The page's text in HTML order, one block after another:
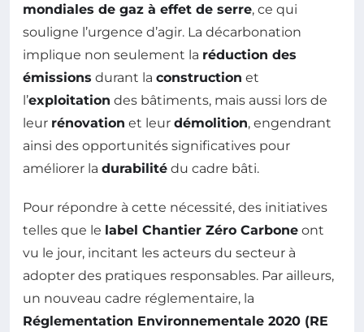
mondiales de gaz à effet de serre, ce qui
souligne l’urgence d’agir. La décarbonation
implique non seulement la réduction des
émissions durant la construction et
l’exploitation des bâtiments, mais aussi lors de
leur rénovation et leur démolition, engendrant
ainsi des opportunités significatives pour
améliorer la durabilité du cadre bâti.
Pour répondre à cette nécessité, des initiatives
telles que le label Chantier Zéro Carbone ont
vu le jour, incitant les acteurs du secteur à
adopter des pratiques responsables. Par ailleurs,
un nouveau cadre réglementaire, la
Réglementation Environnementale 2020 (RE